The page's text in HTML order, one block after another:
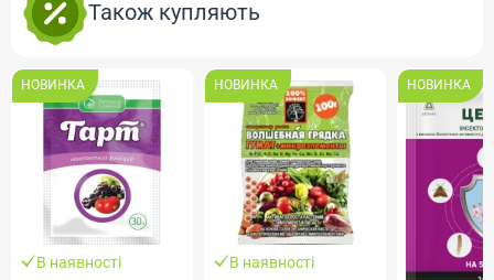
Також купляють
НОВИНКА
В наявності
НОВИНКА
В наявності
НОВИНКА